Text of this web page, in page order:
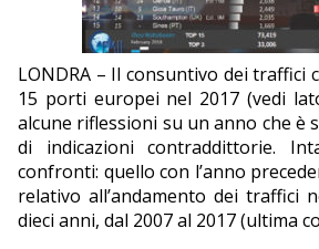
EDITORIALI
LONDRA – Il consuntivo dei traffici
15 porti europei nel 2017 (vedi
alcune riflessioni su un anno che è
di indicazioni contraddittorie.
confronti: quello con l’anno
relativo all’andamento dei traffici
dieci anni, dal 2007 al 2017 (ultima